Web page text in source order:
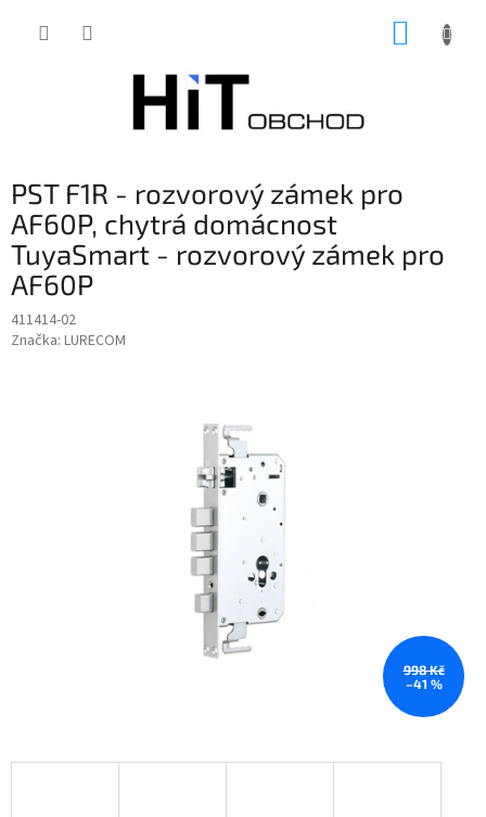
PST F1R - rozvorový zámek pro
AF60P, chytrá domácnost
TuyaSmart - rozvorový zámek pro
AF60P
411414-02
Značka: LURECOM
998 Kč
–41 %